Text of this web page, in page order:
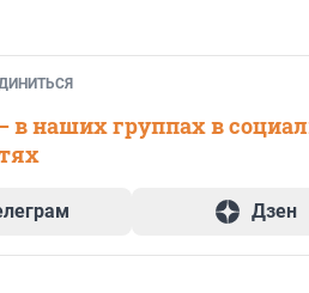
в наших группах в
Дзен